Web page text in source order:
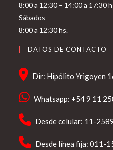
8:00 a 12:30 – 14:00 a 17:30
Sábados
8:00 a 12:30 hs.
DATOS DE CONTACTO
Dir: Hipólito Yrigoyen
Whatsapp: +54 9 11
Desde celular: 11-
Desde línea fija: 011-